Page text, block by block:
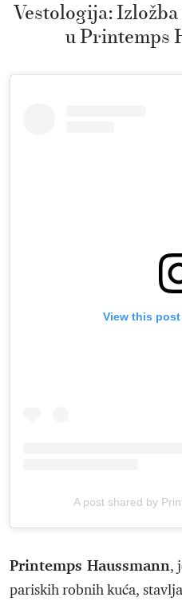
Vestologija:
u Printemps
View this
A post shared by
Printemps Haussmann,
pariskih robnih kuća,